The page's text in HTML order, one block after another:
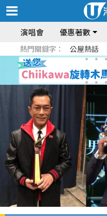
演唱會 優惠著數
熱門關鍵字： 公屋熱話